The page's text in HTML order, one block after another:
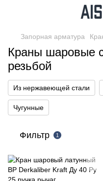
Запорная арматура
Краны шаровые
резьбой
Из нержавеющей стали
Чугунные
Фильтр 1